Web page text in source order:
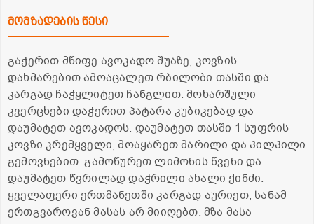
მომზადების წესი
გაჭერით მწიფე ავოკადო შუაზე, კოვზის
დახმარებით ამოაცალეთ რბილობი თასში და
კარგად ჩაჭყლიტეთ ჩანგლით. მოხარშული
კვერცხები დაჭერით პატარა კუბიკებად და
დაუმატეთ ავოკადოს. დაუმატეთ თასში 1 სუფრის
კოვზი კრემყველი, მოაყარეთ მარილი და პილპილი
გემოვნებით. გამოწურეთ ლიმონის წვენი და
დაუმატეთ წვრილად დაჭრილი ახალი ქინძი.
ყველაფერი ერთმანეთში კარგად აურიეთ, სანამ
ერთგვაროვან მასას არ მიიღებთ. მზა მასა